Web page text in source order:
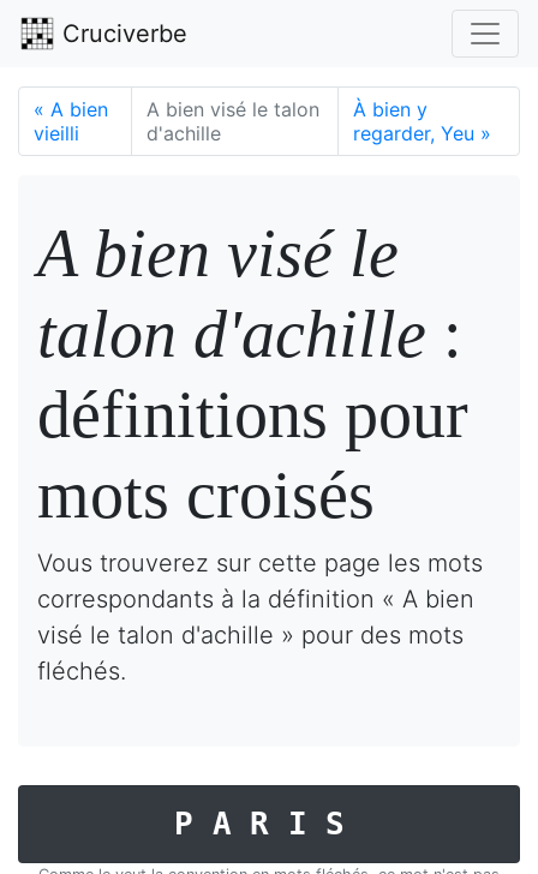
Cruciverbe
« A bien
vieilli
A bien visé le talon
d'achille
À bien y
regarder, Yeu »
A bien visé le
talon d'achille :
définitions pour
mots croisés
Vous trouverez sur cette page les mots
correspondants à la définition « A bien
visé le talon d'achille » pour des mots
fléchés.
PARIS